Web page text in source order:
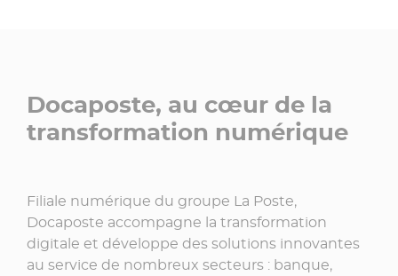
Docaposte, au cœur de la
transformation numérique
Filiale numérique du groupe La Poste,
Docaposte accompagne la transformation
digitale et développe des solutions innovantes
au service de nombreux secteurs : banque,